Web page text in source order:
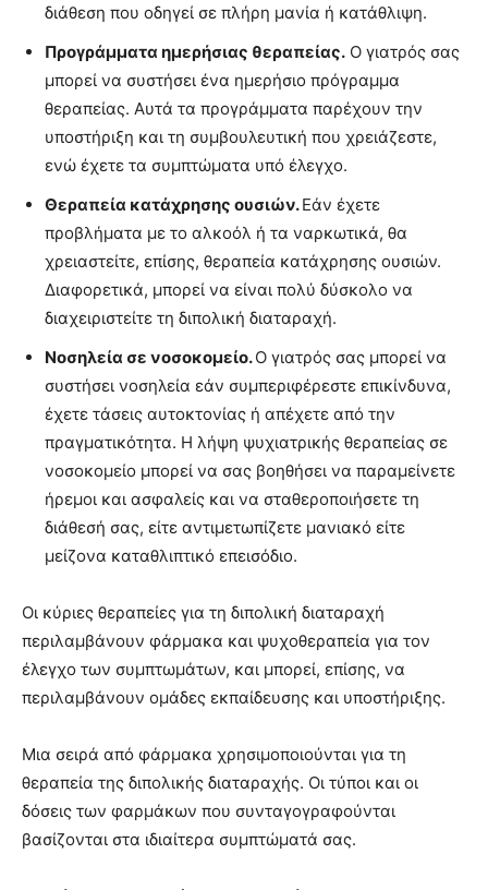
διάθεση που οδηγεί σε πλήρη μανία ή κατάθλιψη.
Προγράμματα ημερήσιας θεραπείας. Ο γιατρός σας
μπορεί να συστήσει ένα ημερήσιο πρόγραμμα
θεραπείας. Αυτά τα προγράμματα παρέχουν την
υποστήριξη και τη συμβουλευτική που χρειάζεστε,
ενώ έχετε τα συμπτώματα υπό έλεγχο.
Θεραπεία κατάχρησης ουσιών.Εάν έχετε
προβλήματα με το αλκοόλ ή τα ναρκωτικά, θα
χρειαστείτε, επίσης, θεραπεία κατάχρησης ουσιών.
Διαφορετικά, μπορεί να είναι πολύ δύσκολο να
διαχειριστείτε τη διπολική διαταραχή.
Νοσηλεία σε νοσοκομείο.Ο γιατρός σας μπορεί να
συστήσει νοσηλεία εάν συμπεριφέρεστε επικίνδυνα,
έχετε τάσεις αυτοκτονίας ή απέχετε από την
πραγματικότητα. Η λήψη ψυχιατρικής θεραπείας σε
νοσοκομείο μπορεί να σας βοηθήσει να παραμείνετε
ήρεμοι και ασφαλείς και να σταθεροποιήσετε τη
διάθεσή σας, είτε αντιμετωπίζετε μανιακό είτε
μείζονα καταθλιπτικό επεισόδιο.
Οι κύριες θεραπείες για τη διπολική διαταραχή
περιλαμβάνουν φάρμακα και ψυχοθεραπεία για τον
έλεγχο των συμπτωμάτων, και μπορεί, επίσης, να
περιλαμβάνουν ομάδες εκπαίδευσης και υποστήριξης.
Μια σειρά από φάρμακα χρησιμοποιούνται για τη
θεραπεία της διπολικής διαταραχής. Οι τύποι και οι
δόσεις των φαρμάκων που συνταγογραφούνται
βασίζονται στα ιδιαίτερα συμπτώματά σας.